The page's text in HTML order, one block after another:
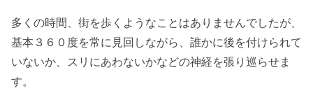
多くの時間、街を歩くようなことはありませんでしたが、
基本３６０度を常に見回しながら、誰かに後を付けられて
いないか、スリにあわないかなどの神経を張り巡らせま
す。